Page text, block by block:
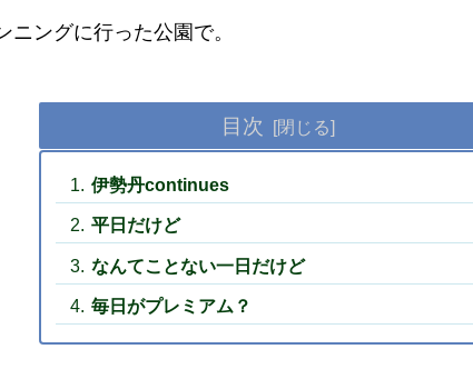
ニングに行った公園で。
目次
伊勢丹continues
平日だけど
なんてことない一日だけど
毎日がプレミアム？